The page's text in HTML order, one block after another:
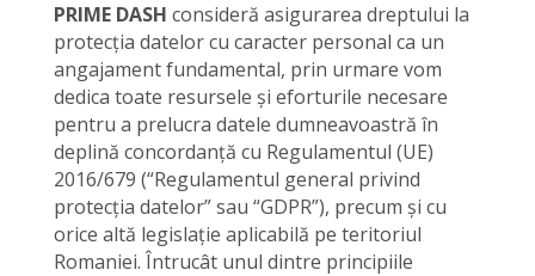
PRIME DASH consideră asigurarea dreptului la
protecția datelor cu caracter personal ca un
angajament fundamental, prin urmare vom
dedica toate resursele și eforturile necesare
pentru a prelucra datele dumneavoastră în
deplină concordanță cu Regulamentul (UE)
2016/679 (“Regulamentul general privind
protecția datelor” sau “GDPR”), precum și cu
orice altă legislație aplicabilă pe teritoriul
Romaniei. Întrucât unul dintre principiile